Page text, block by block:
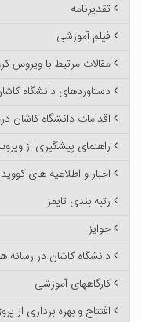
تقدیرنامه
فیلم آموزشی
مقالات مرتبط با ویروس
دستاوردهای دانشگاه
اقدامات دانشگاه کاشان
راهنمای پیشگیری از
اخبار و اطلاعیه های کووید۱۹
رتبه بندی تایمز
جوایز
دانشگاه کاشان در رسانه
کارگاههای آموزشی
افتتاح و بهره برداری از